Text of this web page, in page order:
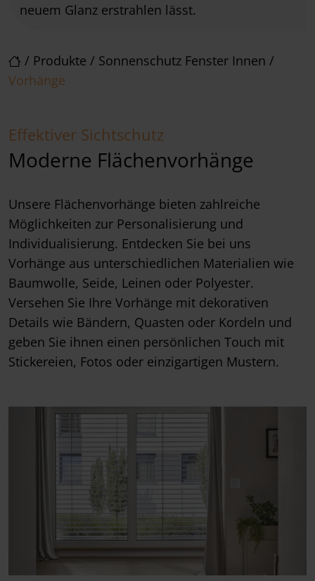
/ Produkte / Sonnenschutz Fenster Innen /
Vorhänge
neuem Glanz erstrahlen lässt.
Effektiver Sichtschutz
Moderne Flächenvorhänge
Unsere Flächenvorhänge bieten zahlreiche
Möglichkeiten zur Personalisierung und
Individualisierung. Entdecken Sie bei uns
Vorhänge aus unterschiedlichen Materialien wie
Baumwolle, Seide, Leinen oder Polyester.
Versehen Sie Ihre Vorhänge mit dekorativen
Details wie Bändern, Quasten oder Kordeln und
geben Sie ihnen einen persönlichen Touch mit
Stickereien, Fotos oder einzigartigen Mustern.